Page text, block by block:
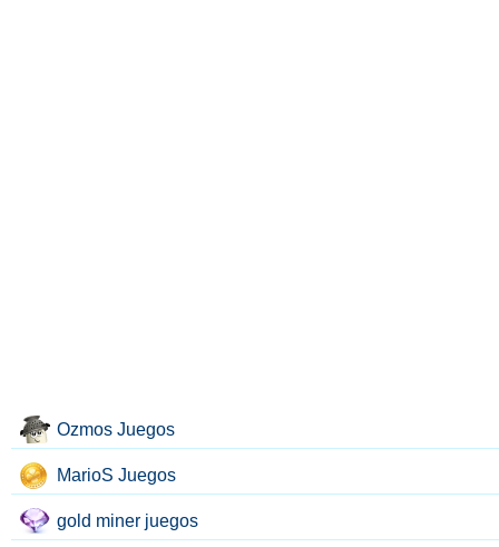
Ozmos Juegos
MarioS Juegos
gold miner juegos